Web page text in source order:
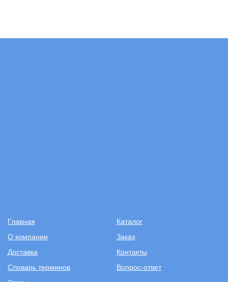
Главная
Каталог
О компании
Заказ
Доставка
Контакты
Словарь терминов
Вопрос-ответ